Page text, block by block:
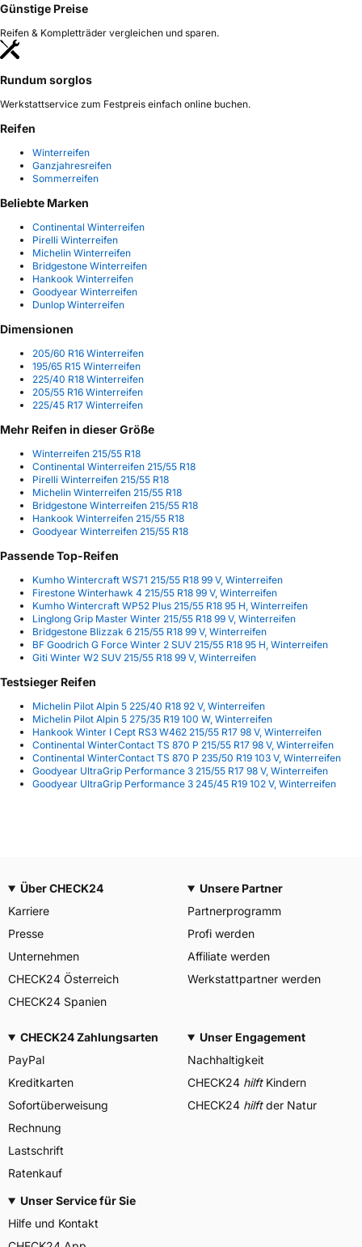
Günstige Preise
Reifen & Kompletträder vergleichen und sparen.
Rundum sorglos
Werkstattservice zum Festpreis einfach online buchen.
Reifen
Winterreifen
Ganzjahresreifen
Sommerreifen
Beliebte Marken
Continental Winterreifen
Pirelli Winterreifen
Michelin Winterreifen
Bridgestone Winterreifen
Hankook Winterreifen
Goodyear Winterreifen
Dunlop Winterreifen
Dimensionen
205/60 R16 Winterreifen
195/65 R15 Winterreifen
225/40 R18 Winterreifen
205/55 R16 Winterreifen
225/45 R17 Winterreifen
Mehr Reifen in dieser Größe
Winterreifen 215/55 R18
Continental Winterreifen 215/55 R18
Pirelli Winterreifen 215/55 R18
Michelin Winterreifen 215/55 R18
Bridgestone Winterreifen 215/55 R18
Hankook Winterreifen 215/55 R18
Goodyear Winterreifen 215/55 R18
Passende Top-Reifen
Kumho Wintercraft WS71 215/55 R18 99 V, Winterreifen
Firestone Winterhawk 4 215/55 R18 99 V, Winterreifen
Kumho Wintercraft WP52 Plus 215/55 R18 95 H, Winterreifen
Linglong Grip Master Winter 215/55 R18 99 V, Winterreifen
Bridgestone Blizzak 6 215/55 R18 99 V, Winterreifen
BF Goodrich G Force Winter 2 SUV 215/55 R18 95 H, Winterreifen
Giti Winter W2 SUV 215/55 R18 99 V, Winterreifen
Testsieger Reifen
Michelin Pilot Alpin 5 225/40 R18 92 V, Winterreifen
Michelin Pilot Alpin 5 275/35 R19 100 W, Winterreifen
Hankook Winter I Cept RS3 W462 215/55 R17 98 V, Winterreifen
Continental WinterContact TS 870 P 215/55 R17 98 V, Winterreifen
Continental WinterContact TS 870 P 235/50 R19 103 V, Winterreifen
Goodyear UltraGrip Performance 3 215/55 R17 98 V, Winterreifen
Goodyear UltraGrip Performance 3 245/45 R19 102 V, Winterreifen
Über CHECK24
Karriere
Presse
Unternehmen
CHECK24 Österreich
CHECK24 Spanien
Unsere Partner
Partnerprogramm
Profi werden
Affiliate werden
Werkstattpartner werden
CHECK24 Zahlungsarten
PayPal
Kreditkarten
Sofortüberweisung
Rechnung
Lastschrift
Ratenkauf
Unser Engagement
Nachhaltigkeit
CHECK24 hilftKindern
CHECK24 hilftder Natur
Unser Service für Sie
Hilfe und Kontakt